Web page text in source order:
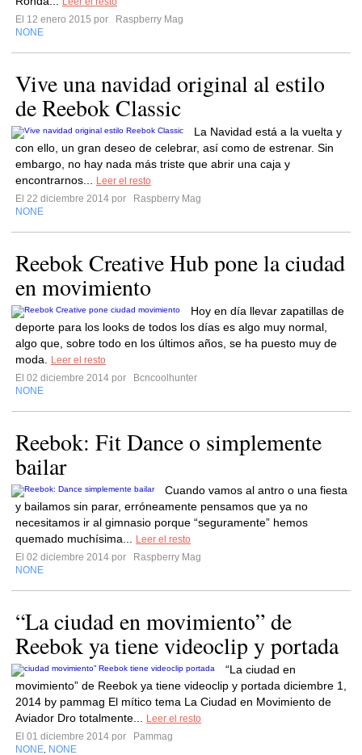
El 12 enero 2015 por
Raspberry Mag
NONE
Vive una navidad original al estilo
de Reebok Classic
La Navidad está a la vuelta y
con ello, un gran deseo de celebrar, así como de estrenar. Sin
embargo, no hay nada más triste que abrir una caja y
encontrarnos...
Leer el resto
El 22 diciembre 2014 por
Raspberry Mag
NONE
Reebok Creative Hub pone la ciudad
en movimiento
Hoy en día llevar zapatillas de
deporte para los looks de todos los días es algo muy normal,
algo que, sobre todo en los últimos años, se ha puesto muy de
moda.
Leer el resto
El 02 diciembre 2014 por
Bcncoolhunter
NONE
Reebok: Fit Dance o simplemente
bailar
Cuando vamos al antro o una fiesta
y bailamos sin parar, erróneamente pensamos que ya no
necesitamos ir al gimnasio porque “seguramente” hemos
quemado muchísima...
Leer el resto
El 02 diciembre 2014 por
Raspberry Mag
NONE
“La ciudad en movimiento” de
Reebok ya tiene videoclip y portada
“La ciudad en
movimiento” de Reebok ya tiene videoclip y portada diciembre 1,
2014 by pammag El mítico tema La Ciudad en Movimiento de
Aviador Dro totalmente...
Leer el resto
El 01 diciembre 2014 por
Pammag
NONE NONE